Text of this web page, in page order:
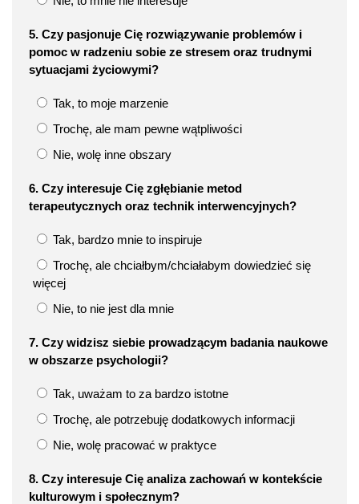
5. Czy pasjonuje Cię rozwiązywanie problemów i
pomoc w radzeniu sobie ze stresem oraz trudnymi
sytuacjami życiowymi?
Tak, to moje marzenie
Trochę, ale mam pewne wątpliwości
Nie, wolę inne obszary
6. Czy interesuje Cię zgłębianie metod
terapeutycznych oraz technik interwencyjnych?
Tak, bardzo mnie to inspiruje
Trochę, ale chciałbym/chciałabym dowiedzieć się
więcej
Nie, to nie jest dla mnie
7. Czy widzisz siebie prowadzącym badania naukowe
w obszarze psychologii?
Tak, uważam to za bardzo istotne
Trochę, ale potrzebuję dodatkowych informacji
Nie, wolę pracować w praktyce
8. Czy interesuje Cię analiza zachowań w kontekście
kulturowym i społecznym?